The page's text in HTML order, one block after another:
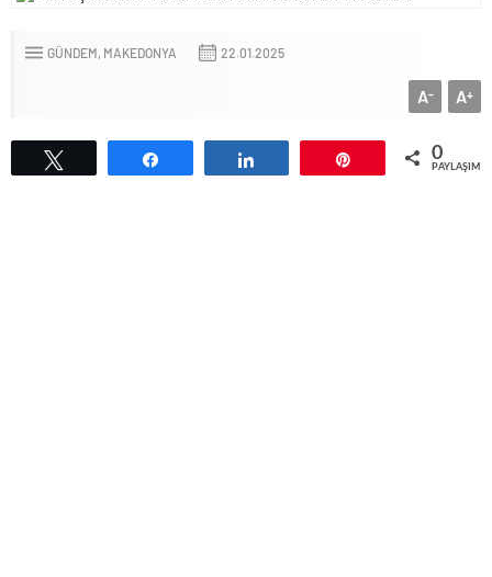
GÜNDEM MAKEDONYA 22.01.2025
A+
A-
0